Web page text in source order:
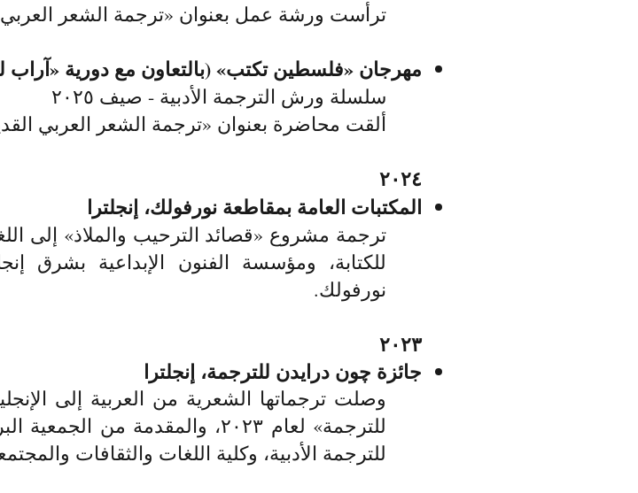
ترأست ورشة عمل بعنوان «ترجمة الشعر العربي القديم:
مهرجان «فلسطين تكتب» (بالتعاون مع دورية «آراب
سلسلة ورش الترجمة الأدبية - صيف ٢٠٢٥
ألقت محاضرة بعنوان «ترجمة الشعر العربي القديم:
٢٠٢٤
المكتبات العامة بمقاطعة نورفولك، إنجلترا
ترجمة مشروع «قصائد الترحيب والملاذ» إلى
للكتابة، ومؤسسة الفنون الإبداعية بشرق
نورفولك.
٢٠٢٣
جائزة چون درايدن للترجمة، إنجلترا
وصلت ترجماتها الشعرية من العربية إلى
للترجمة» لعام ٢٠٢٣، والمقدمة من
للترجمة الأدبية، وكلية اللغات والثقافات